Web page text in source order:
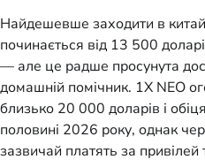
Найдешевше заходити в
починається від 13 500
— але це радше просунута
домашній помічник. 1X NEO
близько 20 000 доларів і
половині 2026 року, однак
зазвичай платять за